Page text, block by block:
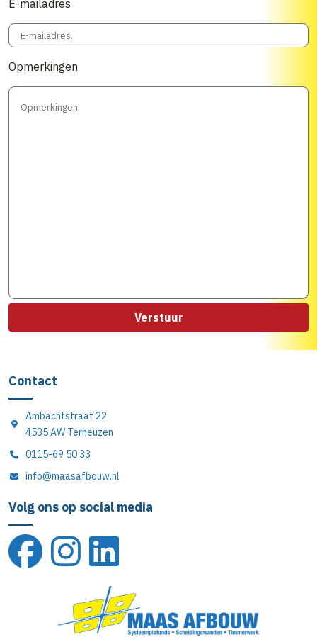
E-mailadres
Opmerkingen
Contact
Ambachtstraat 22
4535 AW Terneuzen
0115-69 50 33
info@maasafbouw.nl
Volg ons op social media